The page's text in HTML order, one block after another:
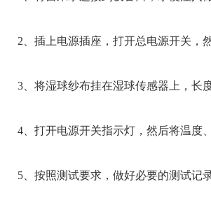
2、插上电源插座，打开总电源开关，然
3、将湿球纱布挂在湿球传感器上，长度
4、打开电源开关指示灯，然后将温度、
5、按照测试要求，做好必要的测试记录